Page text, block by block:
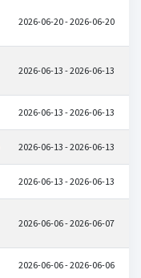
2026-06-20 - 2026-06-20
2026-06-13 - 2026-06-13
2026-06-13 - 2026-06-13
2026-06-13 - 2026-06-13
2026-06-13 - 2026-06-13
2026-06-06 - 2026-06-07
2026-06-06 - 2026-06-06